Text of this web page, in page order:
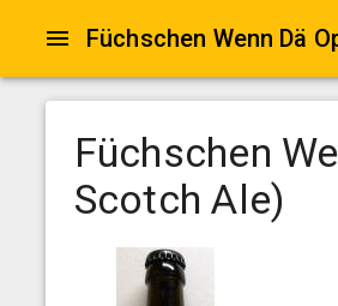
Füchschen Wenn Dä
Füchschen
Scotch Ale)